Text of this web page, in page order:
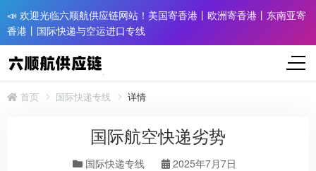
📣 欢迎光临六顺航供应链网站！美国寄香港丨欧洲寄香港丨东南亚寄
香港丨国际快递与空运进口专线
首页 国际快递专线 详情
国际航空快递劣势
国际快递专线 2025年7月7日